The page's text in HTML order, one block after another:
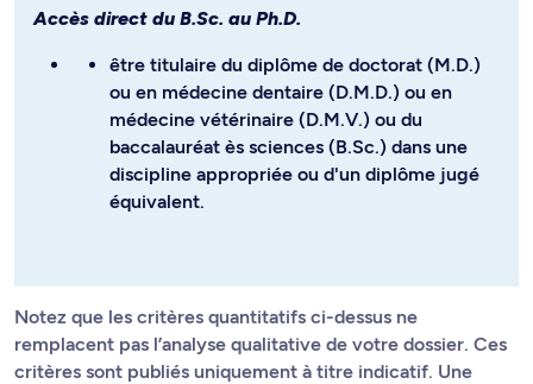
Accès direct du B.Sc. au Ph.D.
être titulaire du diplôme de doctorat (M.D.)
ou en médecine dentaire (D.M.D.) ou en
médecine vétérinaire (D.M.V.) ou du
baccalauréat ès sciences (B.Sc.) dans une
discipline appropriée ou d'un diplôme jugé
équivalent.
Notez que les critères quantitatifs ci-dessus ne
remplacent pas l’analyse qualitative de votre dossier. Ces
critères sont publiés uniquement à titre indicatif. Une